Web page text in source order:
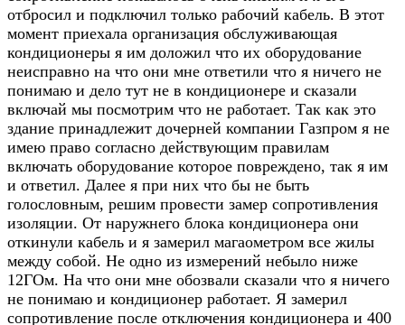
отбросил и подключил только рабочий кабель. В этот
момент приехала организация обслуживающая
кондиционеры я им доложил что их оборудование
неисправно на что они мне ответили что я ничего не
понимаю и дело тут не в кондиционере и сказали
включай мы посмотрим что не работает. Так как это
здание принадлежит дочерней компании Газпром я не
имею право согласно действующим правилам
включать оборудование которое повреждено, так я им
и ответил. Далее я при них что бы не быть
голословным, решим провести замер сопротивления
изоляции. От наружнего блока кондиционера они
откинули кабель и я замерил магаометром все жилы
между собой. Не одно из измерений небыло ниже
12ГОм. На что они мне обозвали сказали что я ничего
не понимаю и кондиционер работает. Я замерил
сопротивление после отключения кондиционера и 400